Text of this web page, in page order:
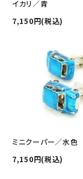
イカリ／青
7,150円(税込)
ミニクーパー／水色
7,150円(税込)